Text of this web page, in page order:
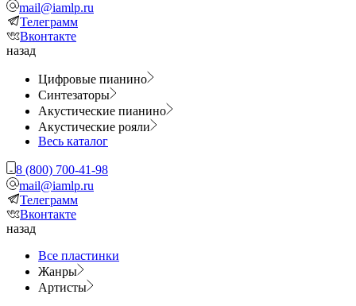
mail@iamlp.ru
Телеграмм
Вконтакте
назад
Цифровые пианино
Синтезаторы
Акустические пианино
Акустические рояли
Весь каталог
8 (800) 700-41-98
mail@iamlp.ru
Телеграмм
Вконтакте
назад
Все пластинки
Жанры
Артисты